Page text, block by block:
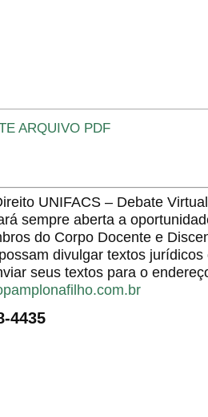
ARQUIVO PDF
UNIFACS – Debate
sempre aberta a
do Corpo Docente e
divulgar textos
seus textos para o
4435